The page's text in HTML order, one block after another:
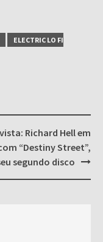
ELECTRIC LO FI
Richard Hell em
“Destiny Street”,
segundo disco